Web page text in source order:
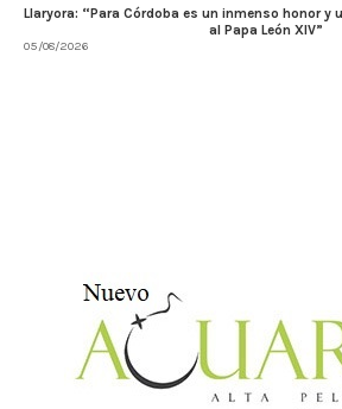
Llaryora: “Para Córdoba es un inmenso honor y
al Papa León XIV”
05/08/2026